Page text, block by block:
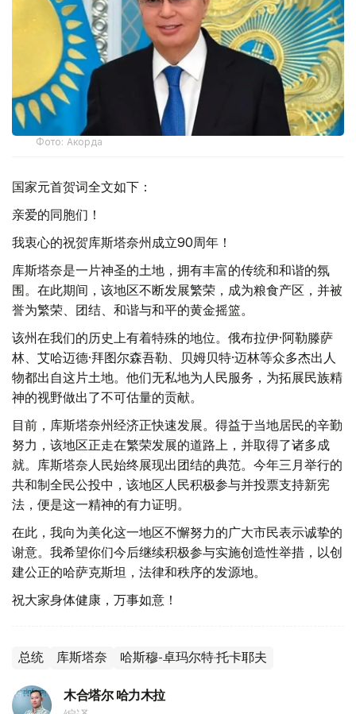
Фото: Акорда
国家元首贺词全文如下：
亲爱的同胞们！
我衷心的祝贺库斯塔奈州成立90周年！
库斯塔奈是一片神圣的土地，拥有丰富的传统和和谐的氛
围。在此期间，该地区不断发展繁荣，成为粮食产区，并被
誉为繁荣、团结、和谐与和平的黄金摇篮。
该州在我们的历史上有着特殊的地位。俄布拉伊·阿勒滕萨
林、艾哈迈德·拜图尔森吾勒、贝姆贝特·迈林等众多杰出人
物都出自这片土地。他们无私地为人民服务，为拓展民族精
神的视野做出了不可估量的贡献。
目前，库斯塔奈州经济正快速发展。得益于当地居民的辛勤
努力，该地区正走在繁荣发展的道路上，并取得了诸多成
就。库斯塔奈人民始终展现出团结的典范。今年三月举行的
共和制全民公投中，该地区人民积极参与并投票支持新宪
法，便是这一精神的有力证明。
在此，我向为美化这一地区不懈努力的广大市民表示诚挚的
谢意。我希望你们今后继续积极参与实施创造性举措，以创
建公正的哈萨克斯坦，法律和秩序的发源地。
祝大家身体健康，万事如意！
总统 库斯塔奈 哈斯穆-卓玛尔特·托卡耶夫
木合塔尔 哈力木拉